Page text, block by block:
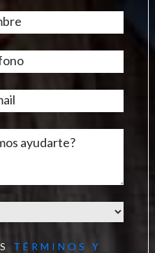
TÉRMINOS Y